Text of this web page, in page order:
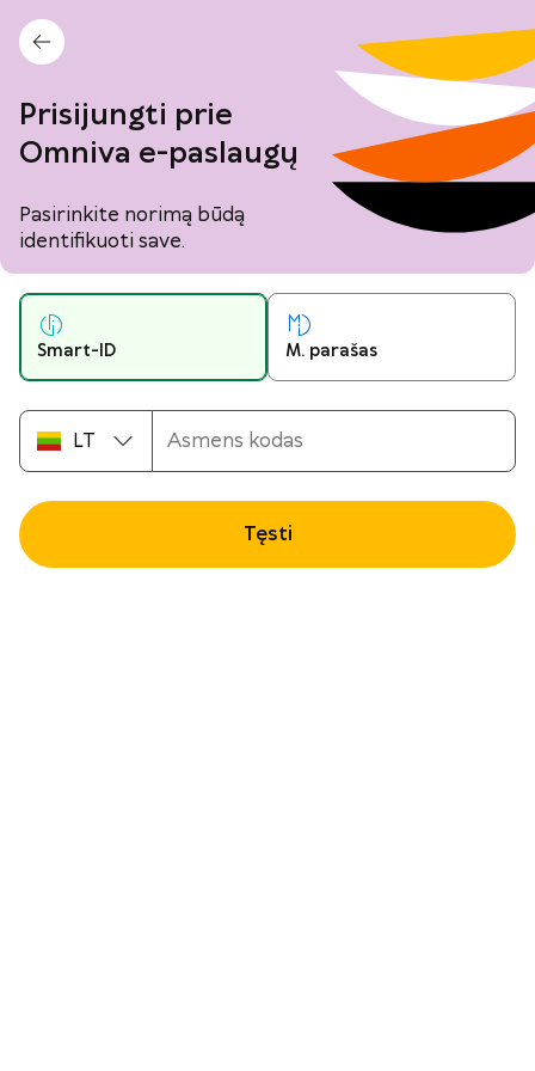
Prisijungti prie
Omniva e-paslaugų
Pasirinkite norimą būdą
identifikuoti save.
Smart-ID M. parašas
Tęsti